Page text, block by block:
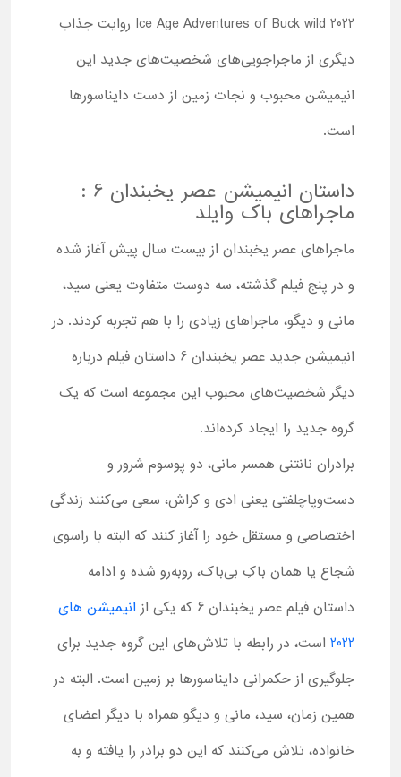
Ice Age Adventures of Buck wild 2022 روایت جذاب
دیگری از ماجراجویی‌های شخصیت‌های جدید این
انیمیشن محبوب و نجات زمین از دست دایناسورها
است.
داستان انیمیشن عصر یخبندان 6 :
ماجراهای باک وایلد
ماجراهای عصر یخبندان از بیست سال پیش آغاز شده
و در پنج فیلم گذشته، سه دوست متفاوت یعنی سید،
مانی و دیگو، ماجراهای زیادی را با هم تجربه کردند. در
انیمیشن جدید عصر یخبندان 6 داستان فیلم درباره
دیگر شخصیت‌های محبوب این مجموعه است که یک
گروه جدید را ایجاد کرده‌اند.
برادران نانتنی همسر مانی، دو پوسوم شرور و
دست‌وپاچلفتی یعنی ادی و کراش، سعی می‌کنند زندگی
اختصاصی و مستقل خود را آغاز کنند که البته با راسوی
شجاع یا همان باکِ بی‌باک، روبه‌رو شده و ادامه
داستان فیلم عصر یخبندان 6 که یکی از
انیمیشن های
2022 است، در رابطه با تلاش‌های این گروه جدید برای
جلوگیری از حکمرانی دایناسورها بر زمین است. البته در
همین زمان، سید، مانی و دیگو همراه با دیگر اعضای
خانواده، تلاش می‌کنند که این دو برادر را یافته و به